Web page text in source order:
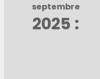
septembre
2025 :